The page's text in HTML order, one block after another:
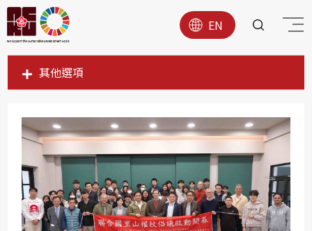
EN
其他選項
SDG1
SDG3
SDG4
SDG5
SDG6